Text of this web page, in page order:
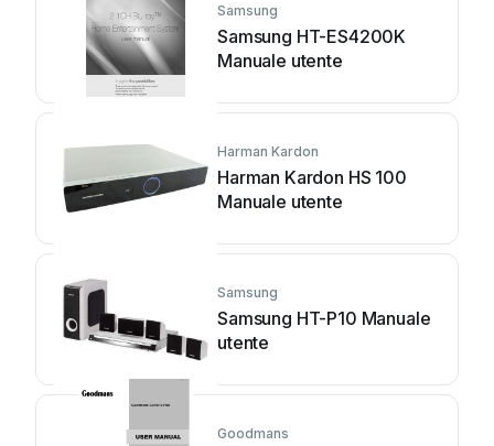
Samsung
Samsung HT-ES4200K
Manuale utente
Harman Kardon
Harman Kardon HS 100
Manuale utente
Samsung
Samsung HT-P10 Manuale
utente
Goodmans